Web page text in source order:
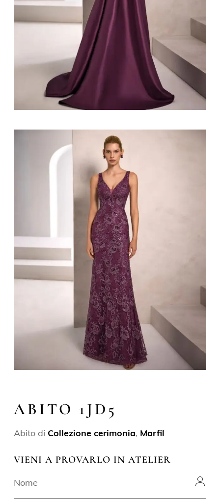
ABITO 1JD5
Abito di Collezione cerimonia, Marfil
VIENI A PROVARLO IN ATELIER